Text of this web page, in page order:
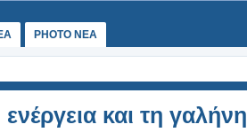
PHOTO NEA
και τη γαλήνη